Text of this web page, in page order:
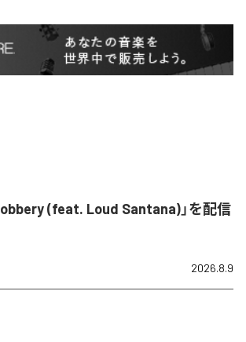
(feat. Loud Santana)」を配信
2026.8.9